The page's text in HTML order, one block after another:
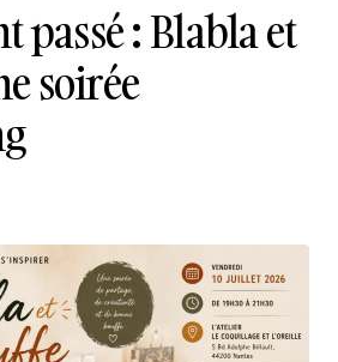
passé : Blabla et
soirée